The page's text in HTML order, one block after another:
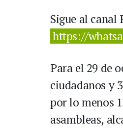
Sigue al canal
https://
Para el 29 de
ciudadanos y
por lo menos
asambleas,